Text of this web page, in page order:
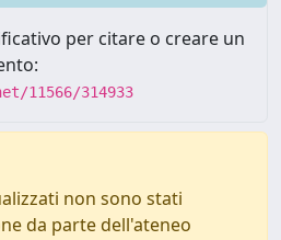
per citare o creare un
11566/314933
non sono stati
da parte dell'ateneo